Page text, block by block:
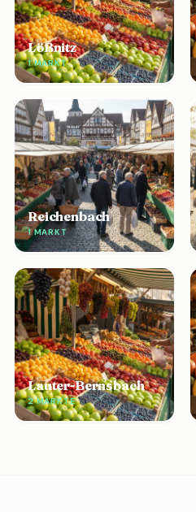
Lößnitz
1 MARKT
Reichenbach
1 MARKT
Lauter-Bernsbach
2 MÄRKTE